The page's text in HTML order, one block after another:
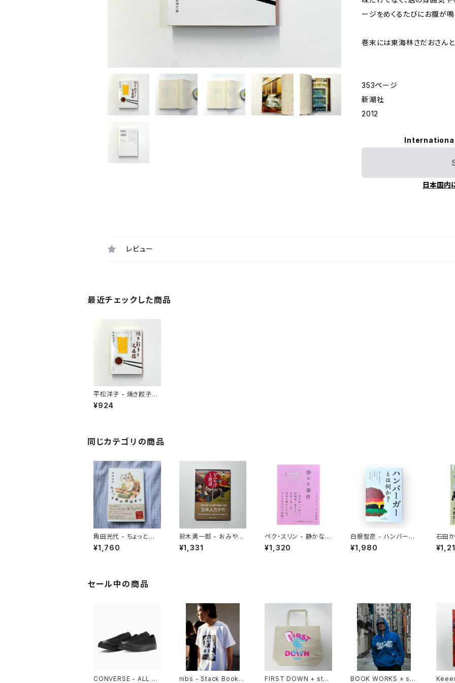
ージをめくるたびにお腹が鳴
巻末には東海林さだおさん
353ページ
新潮社
2012
日本国内
レビュー
最近チェックした商品
平松洋子 - 焼き餃子と
名画座 わたしの東京 味
歩き
¥924
同じカテゴリの商品
角田光代 - ちょっと角
の酒屋まで
¥1,760
鈴木勇一郎 - おみやげ
と鉄道 「名物」が語る日
本近代史
¥1,331
ペク・スリン - 静かな事
件
¥1,320
白根智彦 - ハンバーガ
ーとは何か？
¥1,980
石田
ンと
食にな
セール中の商品
CONVERSE - ALL ST
nibs - Stack Bookst
FIRST DOWN + stac
BOOK WORKS × sta